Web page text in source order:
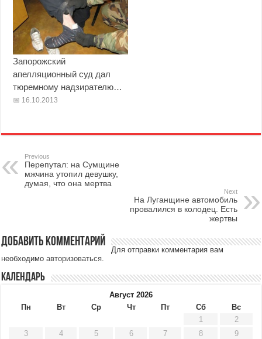
Запорожский
апелляционный суд дал
тюремному надзирателю…
16.10.2013
Previous
Перепутал: на Сумщине
мжчина утопил девушку,
думая, что она мертва
Next
На Луганщине автомобиль
провалился в колодец. Есть
жертвы
Добавить комментарий
Для отправки комментария вам
необходимоавторизоваться.
Календарь
Август 2026
Пн
Вт Ср Чт Пт Сб
Вс
1
2
3
4 5 6 7 8
9